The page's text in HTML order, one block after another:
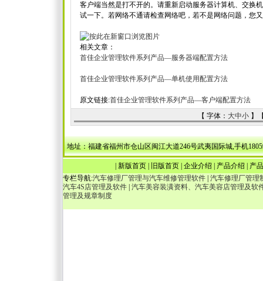
客户端当然是打不开的。请重新启动服务器计算机、交换
试一下。若网络不通请检查网络吧，若不是网络问题，您
相关文章：
首佳企业管理软件系列产品—服务器端配置方法
首佳企业管理软件系列产品—单机使用配置方法
原文链接:首佳企业管理软件系列产品—客户端配置方法
【 字体： 大中小】
地址：福建省福州市仓山区闽江大道246号武夷国际城,手机
新版首页| 旧版首页| 企业介绍 产品介绍
产
专栏导航:汽车修理厂管理与汽车维修管理软件 汽车修理厂管理
汽车4S店管理及软件 汽车美容装潢资料、汽车美容店管理及软
管理及规章制度